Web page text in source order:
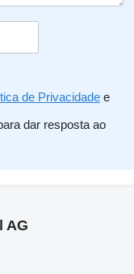
de Privacidade e
dar resposta ao
AG